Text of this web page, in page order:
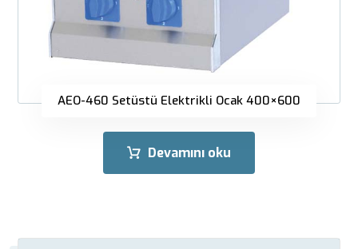
AEO-460 Setüstü Elektrikli Ocak 400×600
Devamını oku